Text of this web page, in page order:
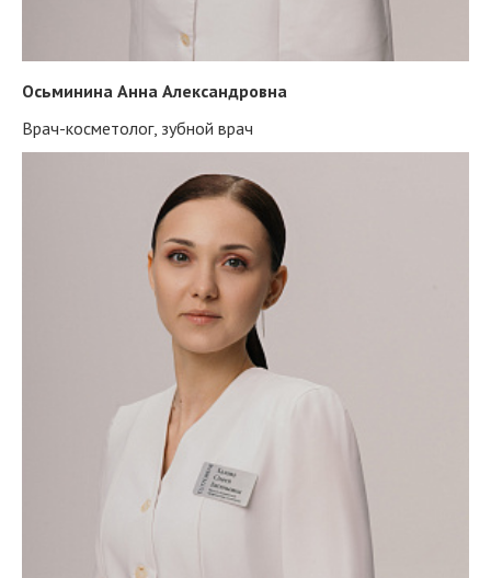
Осьминина Анна Александровна
Врач-косметолог, зубной врач